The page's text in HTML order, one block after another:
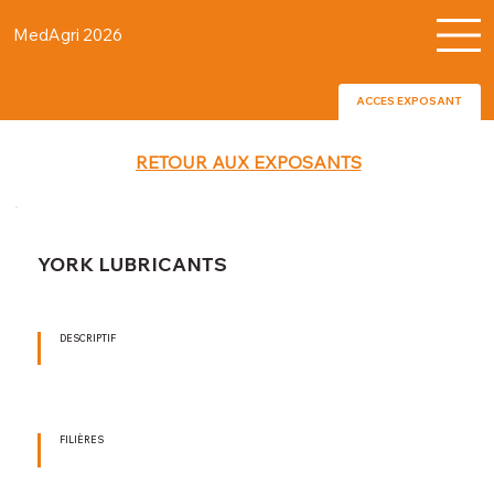
MedAgri 2026
ACCES EXPOSANT
DESCRIPTIF
FILIÈRES
YORK LUBRICANTS
RETOUR AUX EXPOSANTS